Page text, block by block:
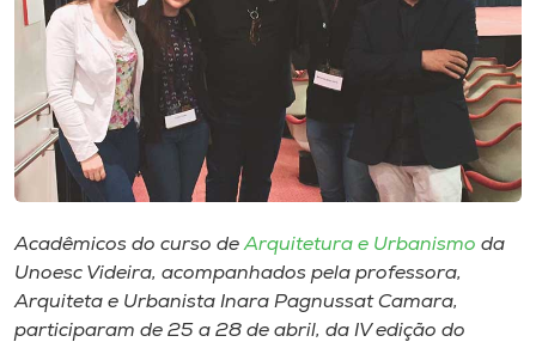
Biblioteca
Editora
Rádio
Unoesc
Store
Acadêmicos do curso deArquitetura e Urbanismo da
Unoesc Videira, acompanhados pela professora,
Arquiteta e Urbanista Inara Pagnussat Camara,
participaram de 25 a 28 de abril, da IV edição do